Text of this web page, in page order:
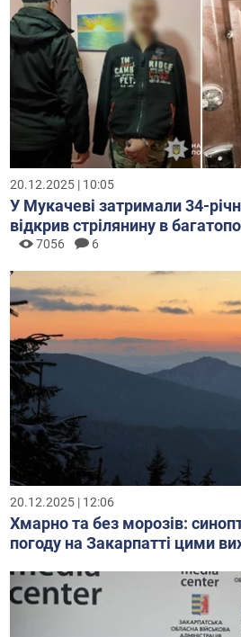
20.12.2025 | 10:05
У Мукачеві затримали 34-
відкрив стрілянину в
7056 6
20.12.2025 | 12:06
Хмарно та без морозів:
погоду на Закарпатті цими